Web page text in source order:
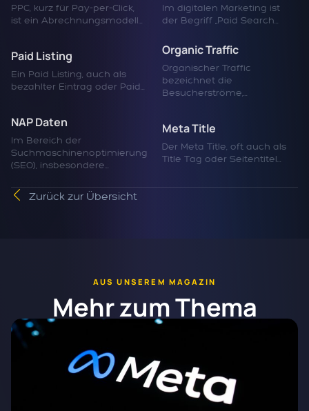
PPC, kurz für Pay-per-Click,
ist ein Abrechnungsmodell...
Im digitalen Marketing ist
der Begriff „Paid Search...
Paid Listing
Ein Paid Listing, auch als
bezahlter Eintrag oder Paid...
Organic Traffic
Organischer Traffic
bezeichnet die
Besucherströme,...
NAP Daten
Im Bereich der
Suchmaschinenoptimierung
(SEO), insbesondere...
Meta Title
Der Meta Title, oft auch als
Title Tag oder Seitentitel...
Zurück zur Übersicht
AUS UNSEREM MAGAZIN
Mehr zum Thema